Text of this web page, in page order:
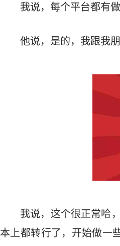
我说，每个平台都有
他说，是的，我跟我
我说，这个很正常哈
本上都转行了，开始做一